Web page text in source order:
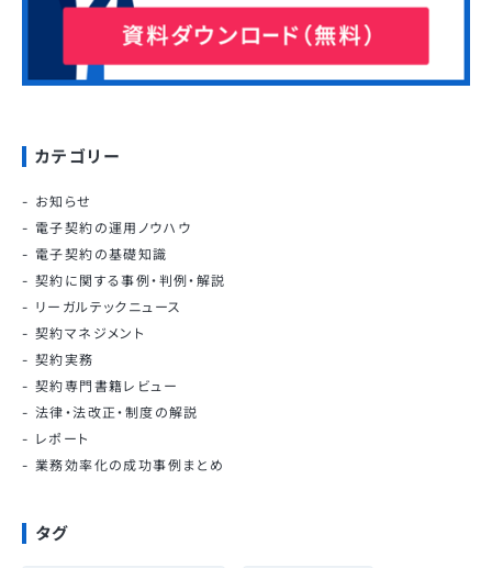
カテゴリー
お知らせ
電子契約の運用ノウハウ
電子契約の基礎知識
契約に関する事例・判例・解説
リーガルテックニュース
契約マネジメント
契約実務
契約専門書籍レビュー
法律・法改正・制度の解説
レポート
業務効率化の成功事例まとめ
タグ